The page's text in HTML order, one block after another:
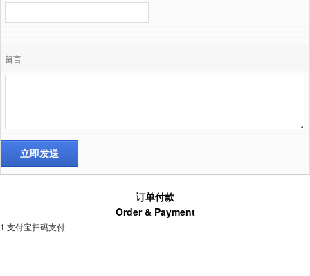
留言
订单付款
Order & Payment
1.支付宝扫码支付